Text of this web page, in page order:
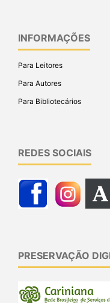
INFORMAÇÕES
Para Leitores
Para Autores
Para Bibliotecários
REDES SOCIAIS
PRESERVAÇÃO